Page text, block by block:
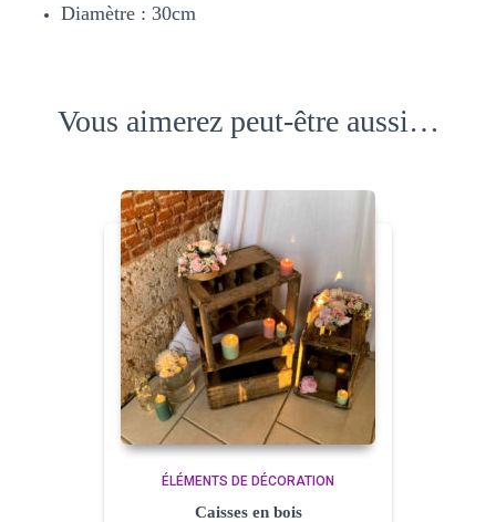
Diamètre : 30cm
Vous aimerez peut-être aussi…
ÉLÉMENTS DE DÉCORATION
Caisses en bois